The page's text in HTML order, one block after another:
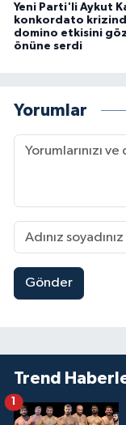
Yeni Parti'li Aykut
konkordato
domino etkisini
önüne serdi
Yorumlar
Gönder
Trend
1